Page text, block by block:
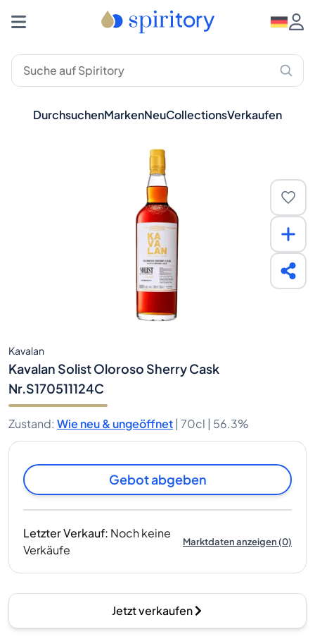
DurchsuchenMarkenNeuCollectionsVerkaufen
Kavalan
Kavalan Solist Oloroso Sherry Cask
Nr.S170511124C
Zustand: Wie neu & ungeöffnet | 70cl | 56.3%
Gebot abgeben
Letzter Verkauf: Noch keine
Verkäufe
Marktdaten anzeigen(0)
Jetzt verkaufen